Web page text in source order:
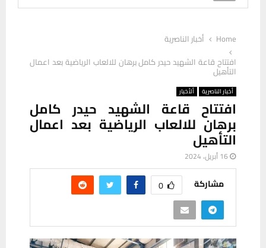
Home
أخبار الناصرية
افتتاح قاعة الشهيد حيدر كامل برهان للالعاب الرياضية بعد اعمال
التأهيل
أخبار الناصرية ألأخبار
افتتاح قاعة الشهيد حيدر كامل
برهان للالعاب الرياضية بعد اعمال
التأهيل
16 أبريل، 2024
مشاركة 0